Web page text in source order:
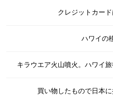
クレジットカー
ハワイの
キラウエア火山噴火。ハワイ
買い物したもので日本